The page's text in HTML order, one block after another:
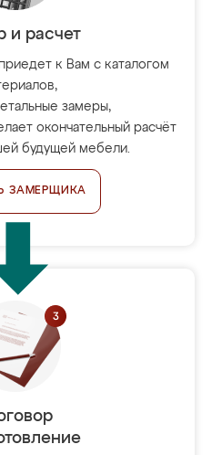
и расчет
к Вам с каталогом
замеры,
окончательный расчёт
будущей мебели.
ЗАМЕРЩИКА